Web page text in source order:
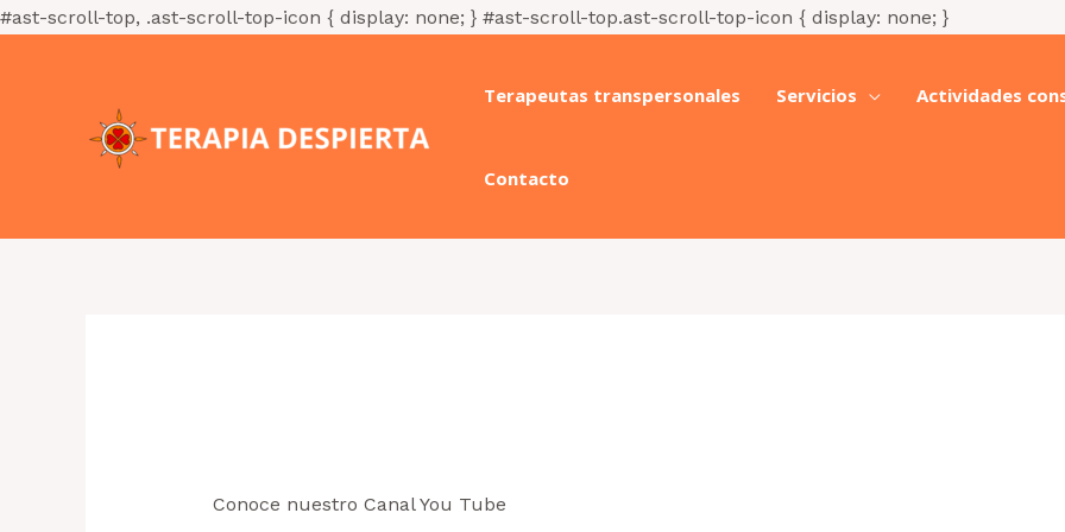
#ast-scroll-top, .ast-scroll-top-icon { display: none; } #ast-scroll-top.ast-scroll-top-icon { display: none; }Ir
contenido
Terapeutas transpersonales Servicios Actividades
Contacto
Conoce nuestro Canal You Tube